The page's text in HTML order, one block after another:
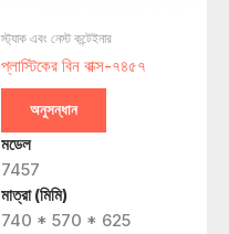
স্ট্যাক এবং নেস্ট কন্টেইনার
প্লাস্টিকের বিন বাক্স-৭৪৫৭
অনুসন্ধান
মডেল
7457
মাত্রা (মিমি)
740 * 570 * 625